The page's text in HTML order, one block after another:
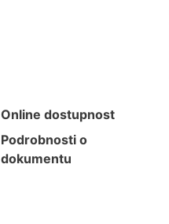
Online dostupnost
Podrobnosti o
dokumentu